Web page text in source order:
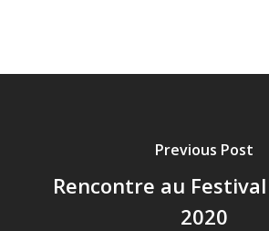
Previous Post
Rencontre au
2020